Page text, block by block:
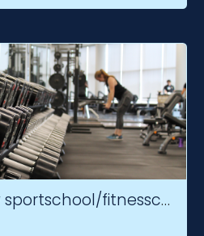
Stoppen met uw sportschool/fitnesscentrum?